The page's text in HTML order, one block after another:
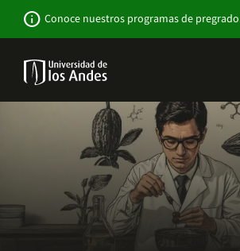
contenido
info Conoce nuestros programas de
Navbar
-
Sitio
Institucional